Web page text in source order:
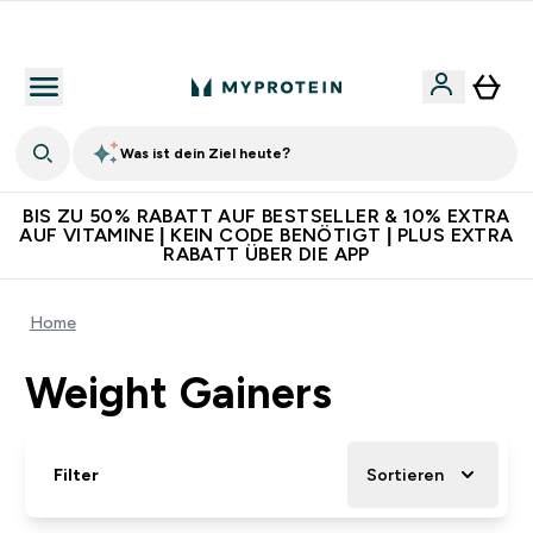
Was ist dein Ziel heute?
BIS ZU 50% RABATT AUF BESTSELLER & 10% EXTRA
AUF VITAMINE | KEIN CODE BENÖTIGT | PLUS EXTRA
RABATT ÜBER DIE APP
Home
Weight Gainers
Filter Sortieren